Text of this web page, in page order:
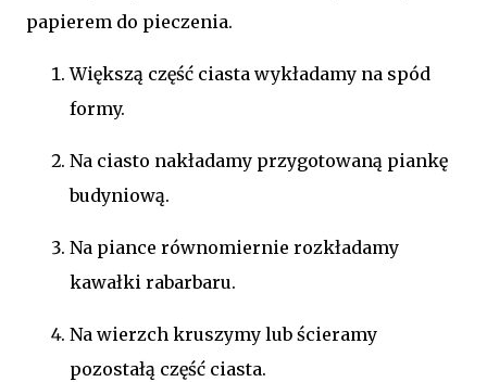
papierem do pieczenia.
Większą część ciasta wykładamy na spód
formy.
Na ciasto nakładamy przygotowaną piankę
budyniową.
Na piance równomiernie rozkładamy
kawałki rabarbaru.
Na wierzch kruszymy lub ścieramy
pozostałą część ciasta.